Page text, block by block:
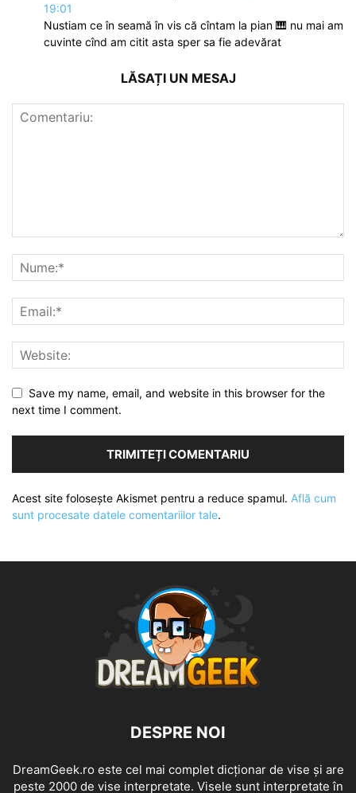
19:01
Nustiam ce în seamă în vis că cîntam la pian 🎹 nu mai am
cuvinte cînd am citit asta sper sa fie adevărat
LĂSAȚI UN MESAJ
Save my name, email, and website in this browser for the
next time I comment.
Acest site folosește Akismet pentru a reduce spamul. Află cum
sunt procesate datele comentariilor tale.
DESPRE NOI
DreamGeek.ro este cel mai complet dicționar de vise și are
peste 2000 de vise interpretate. Visele sunt interpretate în